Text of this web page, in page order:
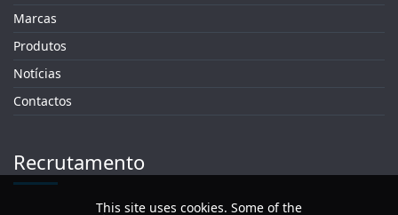
Marcas
Produtos
Notícias
Contactos
Recrutamento
This site uses cookies. Some of the